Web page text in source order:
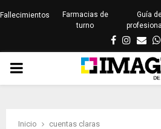
Fallecimientos
Farmacias de
turno
Guía
Facebook
PRIMARY
Inicio cuentas claras